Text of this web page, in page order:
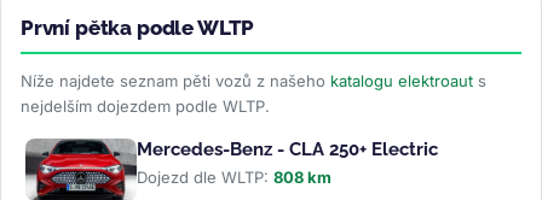
První pětka podle WLTP
Níže najdete seznam pěti vozů z našeho katalogu elektroaut s
nejdelším dojezdem podle WLTP.
Mercedes-Benz - CLA 250+ Electric
Dojezd dle WLTP: 808 km